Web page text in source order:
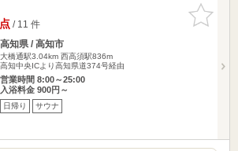
お気に入
りに追加
/ 11 件
高知県 / 高知市
大橋通駅3.04km 西高須駅836m
高知中央ICより高知県道374号経由
営業時間 8:00～25:00
入浴料金 900円～
日帰り サウナ